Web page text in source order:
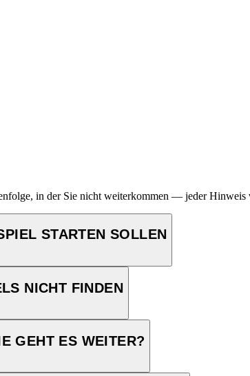
in der Sie nicht weiterkommen — jeder
STARTEN SOLLEN
NICHT FINDEN
GEHT ES WEITER?